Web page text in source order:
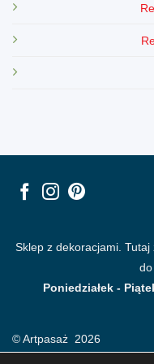
Sklep z dekoracjami.
Poniedziałek -
© Artpasaż 2026